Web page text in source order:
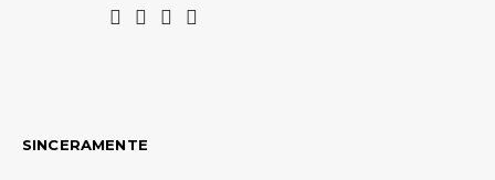
SINCERAMENTE